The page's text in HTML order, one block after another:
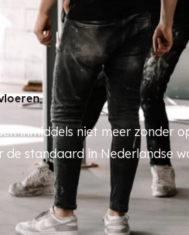
inmiddels niet meer zonder
standaard in Nederlandse